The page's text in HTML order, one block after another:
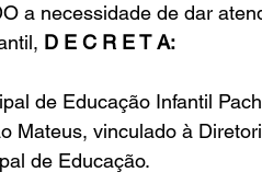
a necessidade de dar
D E C R E T A:
de Educação Infantil
Mateus, vinculado à
de Educação.